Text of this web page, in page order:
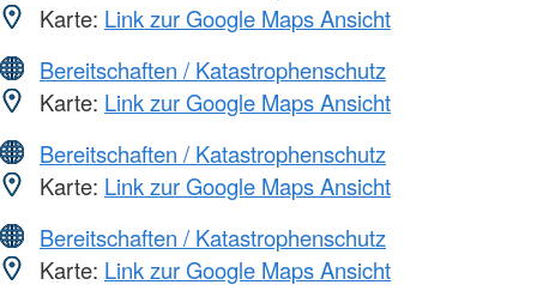
Karte: Link zur Google Maps Ansicht
Bereitschaften / Katastrophenschutz
Karte: Link zur Google Maps Ansicht
Bereitschaften / Katastrophenschutz
Karte: Link zur Google Maps Ansicht
Bereitschaften / Katastrophenschutz
Karte: Link zur Google Maps Ansicht